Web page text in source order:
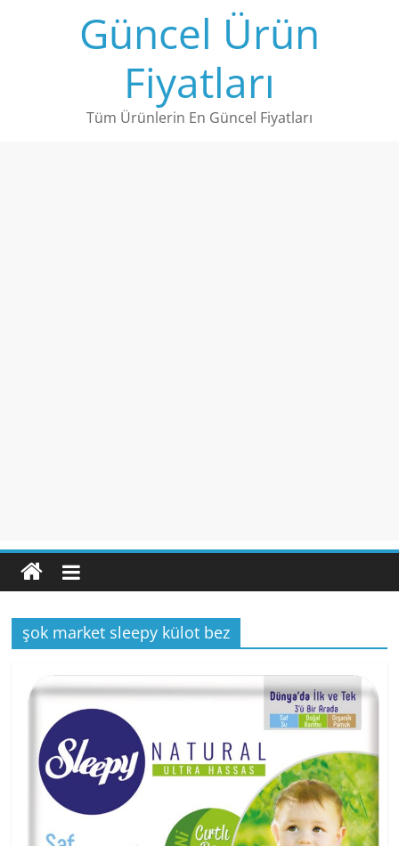
Güncel Ürün
Fiyatları
Tüm Ürünlerin En Güncel Fiyatları
şok market sleepy külot bez